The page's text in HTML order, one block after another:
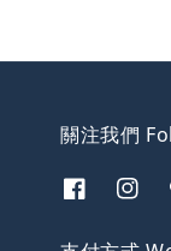
關注我們